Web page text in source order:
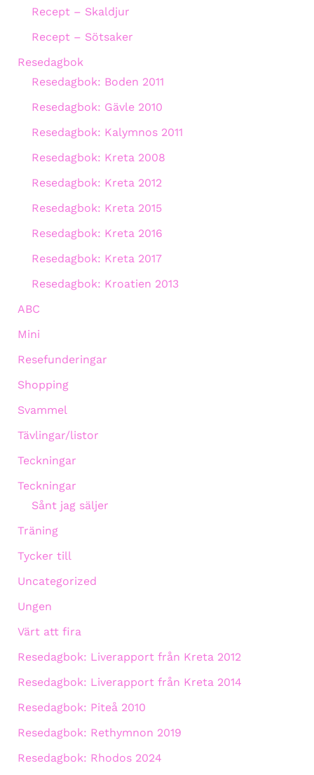
Recept – Skaldjur
Recept – Sötsaker
Resedagbok
Resedagbok: Boden 2011
Resedagbok: Gävle 2010
Resedagbok: Kalymnos 2011
Resedagbok: Kreta 2008
Resedagbok: Kreta 2012
Resedagbok: Kreta 2015
Resedagbok: Kreta 2016
Resedagbok: Kreta 2017
Resedagbok: Kroatien 2013
ABC
Mini
Resefunderingar
Shopping
Svammel
Tävlingar/listor
Teckningar
Teckningar
Sånt jag säljer
Träning
Tycker till
Uncategorized
Ungen
Värt att fira
Resedagbok: Liverapport från Kreta 2012
Resedagbok: Liverapport från Kreta 2014
Resedagbok: Piteå 2010
Resedagbok: Rethymnon 2019
Resedagbok: Rhodos 2024